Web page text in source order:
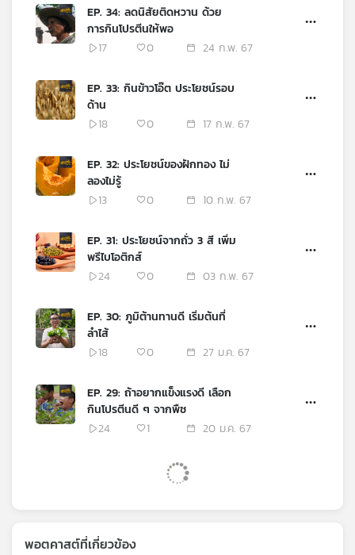
EP. 34: ลดนิสัยติดหวาน ด้วย
การกินโปรตีนให้พอ
17
0 24 ก.พ. 67
EP. 33: กินข้าวโอ๊ต ประโยชน์รอบ
ด้าน
18
0 17 ก.พ. 67
EP. 32: ประโยชน์ของฝักทอง ไม่
ลองไม่รู้
13
0 10 ก.พ. 67
EP. 31: ประโยชน์จากถั่ว 3 สี เพิ่ม
พรีไบโอติกส์
24
0 03 ก.พ. 67
EP. 30: ภูมิต้านทานดี เริ่มต้นที่
ลำไส้
18
0 27 ม.ค. 67
EP. 29: ถ้าอยากแข็งแรงดี เลือก
กินโปรตีนดี ๆ จากพืช
24
1 20 ม.ค. 67
พอตคาสต์ที่เกี่ยวข้อง